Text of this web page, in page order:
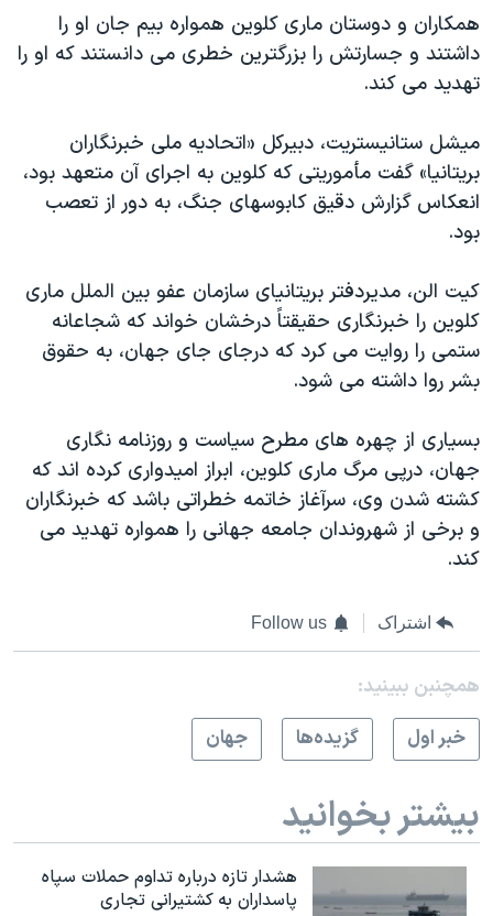
همکاران و دوستان ماری کلوین همواره بیم جان او را
داشتند و جسارتش را بزرگترین خطری می دانستند که او را
تهدید می کند.
میشل ستانیستریت، دبیرکل «اتحادیه ملی خبرنگاران
بریتانیا» گفت مأموریتی که کلوین به اجرای آن متعهد بود،
انعکاس گزارش دقیق کابوسهای جنگ، به دور از تعصب
بود.
کیت الن، مدیردفتر بریتانیای سازمان عفو بین الملل ماری
کلوین را خبرنگاری حقیقتاً درخشان خواند که شجاعانه
ستمی را روایت می کرد که درجای جای جهان، به حقوق
بشر روا داشته می شود.
بسیاری از چهره های مطرح سیاست و روزنامه نگاری
جهان، درپی مرگ ماری کلوین، ابراز امیدواری کرده اند که
کشته شدن وی، سرآغاز خاتمه خطراتی باشد که خبرنگاران
و برخی از شهروندان جامعه جهانی را همواره تهدید می
کند.
اشتراک Follow us
همچنبن ببینید:
خبر اول
گزيده‌ها جهان
بیشتر بخوانید
هشدار تازه درباره تداوم حملات سپاه
پاسداران به کشتیرانی تجاری